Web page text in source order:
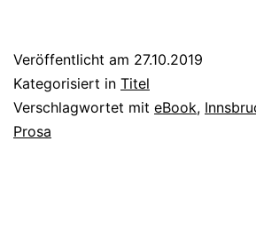
Veröffentlicht am 27.10.2019
Kategorisiert in Titel
Verschlagwortet mit eBook,
Prosa